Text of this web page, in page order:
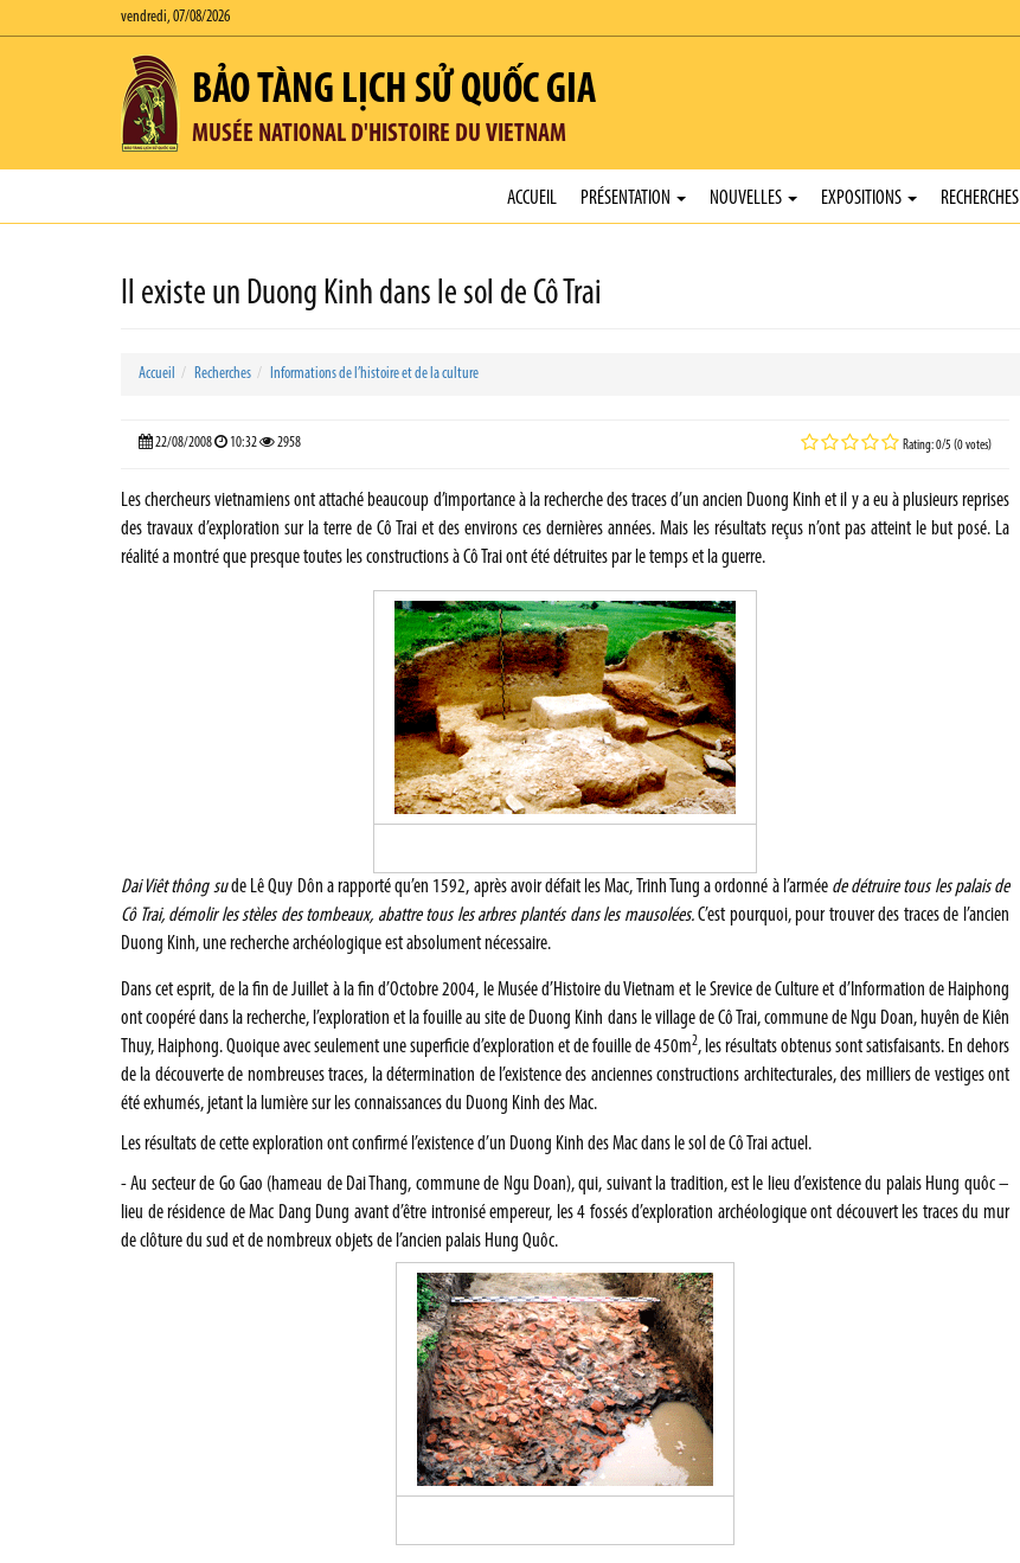
vendredi, 07/08/2026
BẢO TÀNG LỊCH SỬ QUỐC GIA
MUSÉE NATIONAL D'HISTOIRE DU VIETNAM
ACCUEIL PRÉSENTATION NOUVELLES EXPOSITIONS RECHERCHES
Il existe un Duong Kinh dans le sol de Cô Trai
Accueil Recherches Informations de l’histoire et de la culture
22/08/2008 10:32 2958 Rating: 0/5 (0 votes)
Les chercheurs vietnamiens ont attaché beaucoup d’importance à la recherche des traces d’un ancien Duong Kinh et il y a eu à plusieurs reprises
des travaux d’exploration sur la terre de Cô Trai et des environs ces dernières années. Mais les résultats reçus n’ont pas atteint le but posé. La
réalité a montré que presque toutes les constructions à Cô Trai ont été détruites par le temps et la guerre.
Dai Viêt thông sude Lê Quy Dôn a rapporté qu’en 1592, après avoir défait les Mac, Trinh Tung a ordonné à l’armée de détruire tous les palais de
Cô Trai, démolir les stèles des tombeaux, abattre tous les arbres plantés dans les mausolées.C’est pourquoi, pour trouver des traces de l’ancien
Duong Kinh, une recherche archéologique est absolument nécessaire.
Dans cet esprit, de la fin de Juillet à la fin d’Octobre 2004, le Musée d’Histoire du Vietnam et le Srevice de Culture et d’Information de Haiphong
ont coopéré dans la recherche, l’exploration et la fouille au site de Duong Kinh dans le village de Cô Trai, commune de Ngu Doan, huyên de Kiên
Thuy, Haiphong. Quoique avec seulement une superficie d’exploration et de fouille de 450m2, les résultats obtenus sont satisfaisants. En dehors
de la découverte de nombreuses traces, la détermination de l’existence des anciennes constructions architecturales, des milliers de vestiges ont
été exhumés, jetant la lumière sur les connaissances du Duong Kinh des Mac.
Les résultats de cette exploration ont confirmé l’existence d’un Duong Kinh des Mac dans le sol de Cô Trai actuel.
- Au secteur de Go Gao (hameau de Dai Thang, commune de Ngu Doan), qui, suivant la tradition, est le lieu d’existence du palais Hung quôc –
lieu de résidence de Mac Dang Dung avant d’être intronisé empereur, les 4 fossés d’exploration archéologique ont découvert les traces du mur
de clôture du sud et de nombreux objets de l’ancien palais Hung Quôc.